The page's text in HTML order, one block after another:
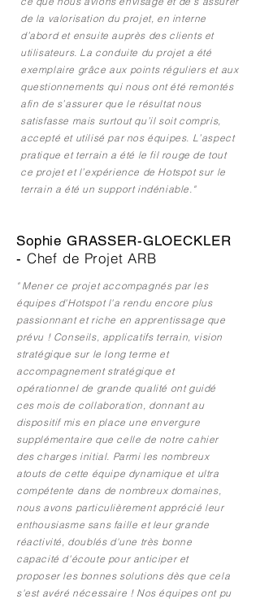
de la valorisation du projet, en interne
d’abord et ensuite auprès des clients et
utilisateurs. La conduite du projet a été
exemplaire grâce aux points réguliers et aux
questionnements qui nous ont été remontés
afin de s’assurer que le résultat nous
satisfasse mais surtout qu’il soit compris,
accepté et utilisé par nos équipes. L’aspect
pratique et terrain a été le fil rouge de tout
ce projet et l’expérience de Hotspot sur le
terrain a été un support indéniable."
Sophie GRASSER-GLOECKLER
- Chef de Projet ARB
" Mener ce projet accompagnés par les
équipes d'Hotspot l'a rendu encore plus
passionnant et riche en apprentissage que
prévu ! Conseils, applicatifs terrain, vision
stratégique sur le long terme et
accompagnement stratégique et
opérationnel de grande qualité ont guidé
ces mois de collaboration, donnant au
dispositif mis en place une envergure
supplémentaire que celle de notre cahier
des charges initial. Parmi les nombreux
atouts de cette équipe dynamique et ultra
compétente dans de nombreux domaines,
nous avons particulièrement apprécié leur
enthousiasme sans faille et leur grande
réactivité, doublés d'une très bonne
capacité d'écoute pour anticiper et
proposer les bonnes solutions dès que cela
s'est avéré nécessaire ! Nos équipes ont pu